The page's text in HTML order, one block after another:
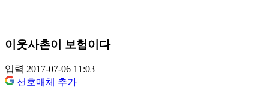
이웃사촌이 보험이다
입력 2017-07-06 11:03
선호매체 추가